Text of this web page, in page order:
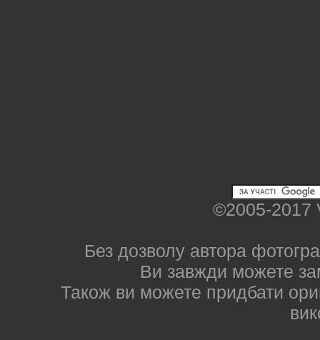
©2005-2017
Без дозволу автора
Ви завжди можете
Також ви можете придбати